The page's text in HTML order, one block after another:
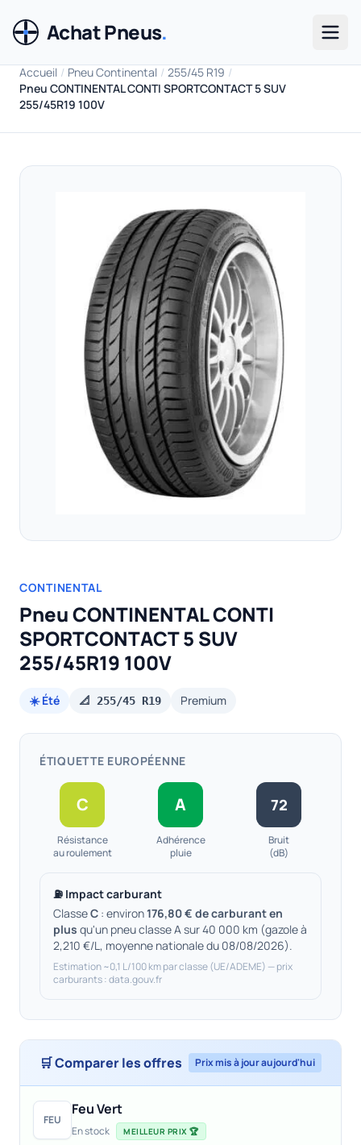
Achat Pneus.
Accueil / Pneu Continental / 255/45 R19 /
Pneu CONTINENTAL CONTI SPORTCONTACT 5 SUV
255/45R19 100V
CONTINENTAL
Pneu CONTINENTAL CONTI
SPORTCONTACT 5 SUV
255/45R19 100V
☀️ Été 📐 255/45 R19 Premium
ÉTIQUETTE EUROPÉENNE
C
Résistance
au roulement
A
Adhérence
pluie
72
Bruit
(dB)
⛽ Impact carburant
ClasseC : environ176,80 € de carburant en
plus qu'un pneu classe A sur 40 000 km (gazole à
2,210 €/L, moyenne nationale du 08/08/2026).
Estimation ~0,1 L/100 km par classe (UE/ADEME) — prix
carburants : data.gouv.fr
🛒 Comparer les offres Prix mis à jour aujourd'hui
FEU
Feu Vert
En stock MEILLEUR PRIX 🏆